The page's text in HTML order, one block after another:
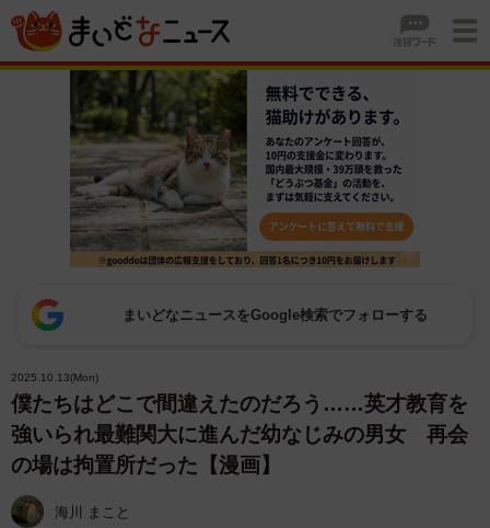
まいどなニュースをGoogle検索でフォローする
2025.10.13(Mon)
僕たちはどこで間違えたのだろう……英才教育を
強いられ最難関大に進んだ幼なじみの男女 再会
の場は拘置所だった【漫画】
海川 まこと